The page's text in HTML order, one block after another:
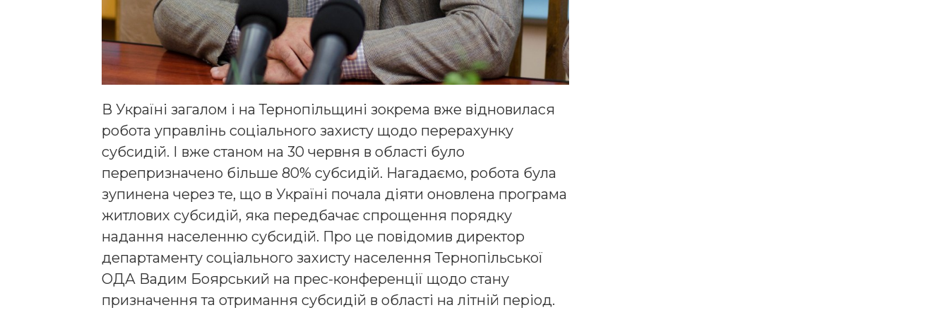
В Україні загалом і на Тернопільщині зокрема вже відновилася
робота управлінь соціального захисту щодо перерахунку
субсидій. І вже станом на 30 червня в області було
перепризначено більше 80% субсидій. Нагадаємо, робота була
зупинена через те, що в Україні почала діяти оновлена програма
житлових субсидій, яка передбачає спрощення порядку
надання населенню субсидій. Про це повідомив директор
департаменту соціального захисту населення Тернопільської
ОДА Вадим Боярський на прес-конференції щодо стану
призначення та отримання субсидій в області на літній період.